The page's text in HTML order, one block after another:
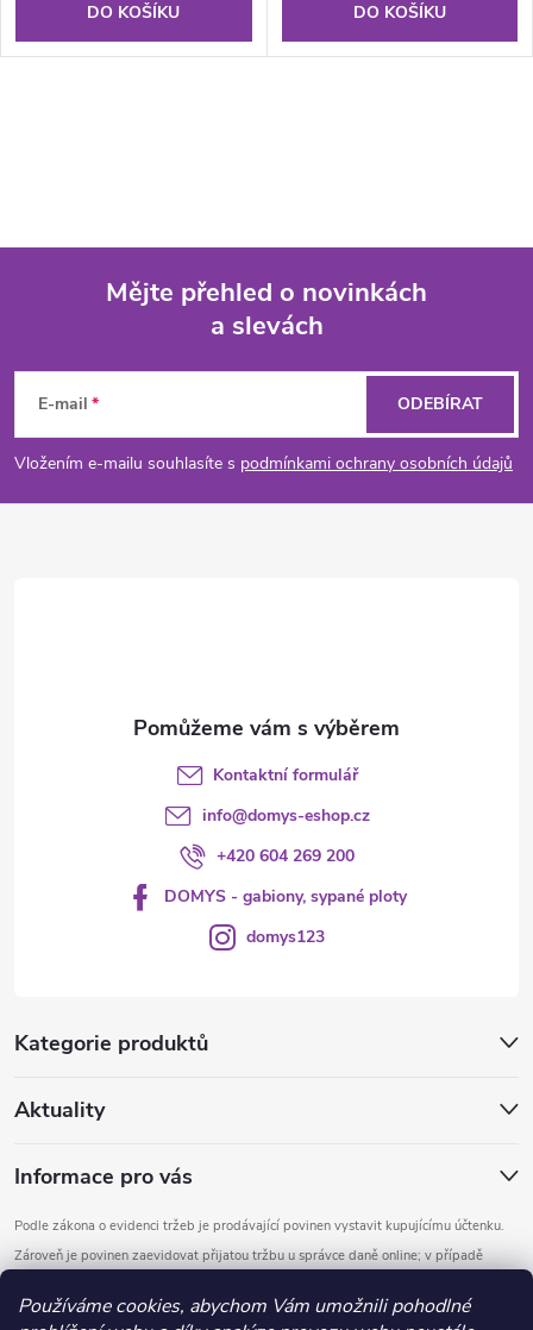
Používáme cookies, abychom Vám umožnili pohodlné
DO KOŠÍKU DO KOŠÍKU
a
í
p
p
Mějte přehled o novinkách
a slevách
E-mail
Vložením e-mailu souhlasíte s podmínkami ochrany osobních údajů
ODEBÍRAT
Kategorie produktů
Aktuality
Informace pro vás
Podle zákona o evidenci tržeb je prodávající povinen vystavit kupujícímu účtenku.
Zároveň je povinen zaevidovat přijatou tržbu u správce daně online; v případě
Kontaktní formulář
info@domys-eshop.cz
+420 604 269 200
DOMYS - gabiony, sypané ploty
domys123